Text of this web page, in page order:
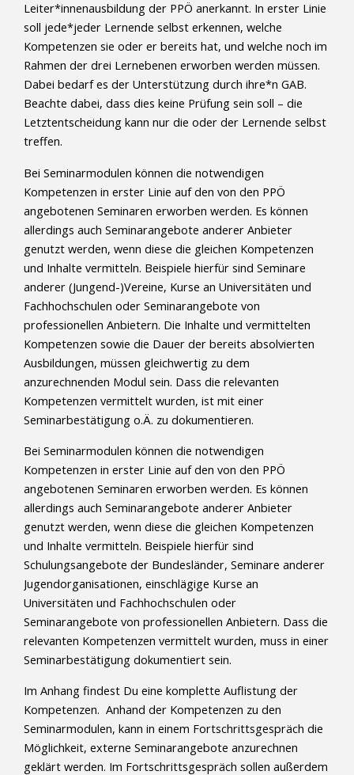
Leiter*innenausbildung der PPÖ anerkannt. In erster Linie
soll jede*jeder Lernende selbst erkennen, welche
Kompetenzen sie oder er bereits hat, und welche noch im
Rahmen der drei Lernebenen erworben werden müssen.
Dabei bedarf es der Unterstützung durch ihre*n GAB.
Beachte dabei, dass dies keine Prüfung sein soll – die
Letztentscheidung kann nur die oder der Lernende selbst
treffen.
Bei Seminarmodulen können die notwendigen
Kompetenzen in erster Linie auf den von den PPÖ
angebotenen Seminaren erworben werden. Es können
allerdings auch Seminarangebote anderer Anbieter
genutzt werden, wenn diese die gleichen Kompetenzen
und Inhalte vermitteln. Beispiele hierfür sind Seminare
anderer (Jungend-)Vereine, Kurse an Universitäten und
Fachhochschulen oder Seminarangebote von
professionellen Anbietern. Die Inhalte und vermittelten
Kompetenzen sowie die Dauer der bereits absolvierten
Ausbildungen, müssen gleichwertig zu dem
anzurechnenden Modul sein. Dass die relevanten
Kompetenzen vermittelt wurden, ist mit einer
Seminarbestätigung o.Ä. zu dokumentieren.
Bei Seminarmodulen können die notwendigen
Kompetenzen in erster Linie auf den von den PPÖ
angebotenen Seminaren erworben werden. Es können
allerdings auch Seminarangebote anderer Anbieter
genutzt werden, wenn diese die gleichen Kompetenzen
und Inhalte vermitteln. Beispiele hierfür sind
Schulungsangebote der Bundesländer, Seminare anderer
Jugendorganisationen, einschlägige Kurse an
Universitäten und Fachhochschulen oder
Seminarangebote von professionellen Anbietern. Dass die
relevanten Kompetenzen vermittelt wurden, muss in einer
Seminarbestätigung dokumentiert sein.
Im Anhang findest Du eine komplette Auflistung der
Kompetenzen. Anhand der Kompetenzen zu den
Seminarmodulen, kann in einem Fortschrittsgespräch die
Möglichkeit, externe Seminarangebote anzurechnen
geklärt werden. Im Fortschrittsgespräch sollen außerdem